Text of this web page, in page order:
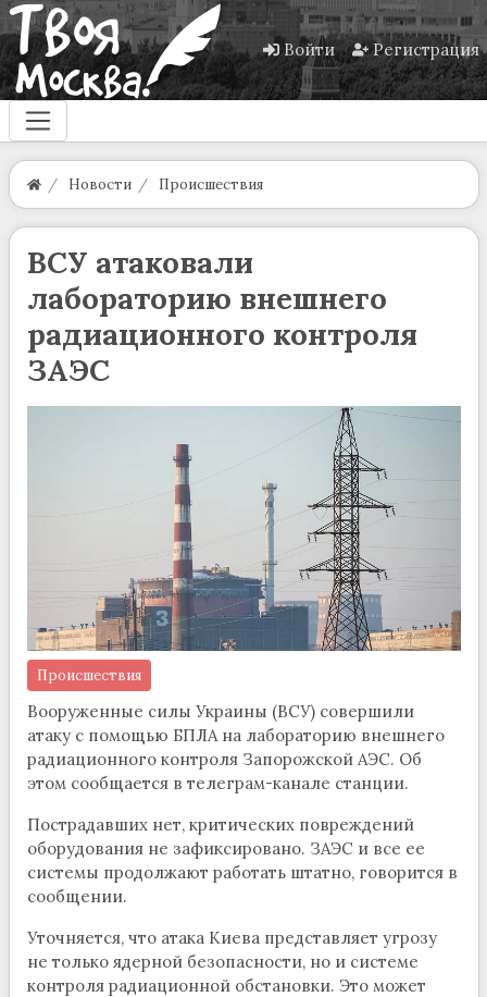
Войти Регистрация
Новости Происшествия
ВСУ атаковали
лабораторию внешнего
радиационного контроля
ЗАЭС
Происшествия
Вооруженные силы Украины (ВСУ) совершили
атаку с помощью БПЛА на лабораторию внешнего
радиационного контроля Запорожской АЭС. Об
этом сообщается в телеграм-канале станции.
Пострадавших нет, критических повреждений
оборудования не зафиксировано. ЗАЭС и все ее
системы продолжают работать штатно, говорится в
сообщении.
Уточняется, что атака Киева представляет угрозу
не только ядерной безопасности, но и системе
контроля радиационной обстановки. Это может